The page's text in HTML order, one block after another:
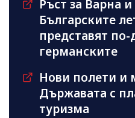
Ръст за Варна и
Българските
представят по-
германските
Нови полети и
Държавата с
туризма